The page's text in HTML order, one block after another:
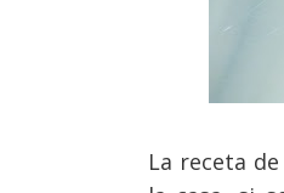
La receta